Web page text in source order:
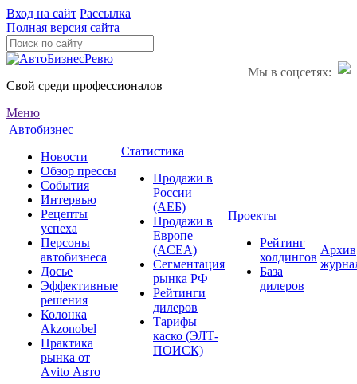
Вход на сайт Рассылка
Полная версия сайта
Мы в соцсетях:
Свой среди профессионалов
Меню
Автобизнес
Новости
Обзор прессы
События
Интервью
Рецепты
успеха
Персоны
автобизнеса
Досье
Эффективные
решения
Колонка
Akzonobel
Практика
рынка от
Аvito Авто
Статистика
Продажи в
России
(АЕБ)
Продажи в
Европе
(ACEA)
Сегментация
рынка РФ
Рейтинги
дилеров
Тарифы
каско (ЭЛТ-
ПОИСК)
Проекты
Рейтинг
холдингов
База
дилеров
Архив